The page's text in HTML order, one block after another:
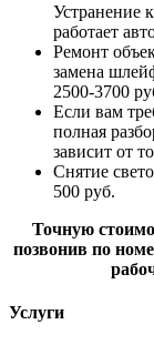
Устранение
работает
Ремонт
замена
2500-3700
Если вам
полная
зависит от
Снятие
500 руб.
Точную
позвонив по
Услуги